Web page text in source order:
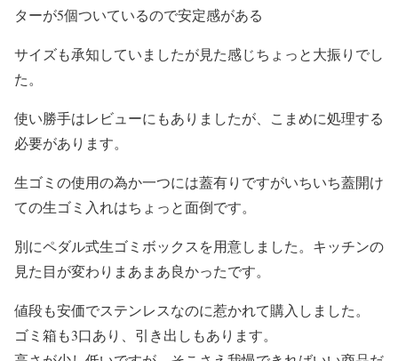
ターが5個ついているので安定感がある
サイズも承知していましたが見た感じちょっと大振りでし
た。
使い勝手はレビューにもありましたが、こまめに処理する
必要があります。
生ゴミの使用の為か一つには蓋有りですがいちいち蓋開け
ての生ゴミ入れはちょっと面倒です。
別にペダル式生ゴミボックスを用意しました。キッチンの
見た目が変わりまあまあ良かったです。
値段も安価でステンレスなのに惹かれて購入しました。
ゴミ箱も3口あり、引き出しもあります。